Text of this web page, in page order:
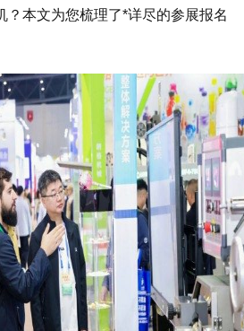
？本文为您梳理了*详尽的参展报名